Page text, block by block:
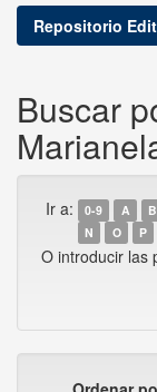
Repositorio
Buscar
Ir a: 0-9 A B
N
O P
O introducir las